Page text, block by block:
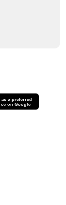
as a preferred
on Google